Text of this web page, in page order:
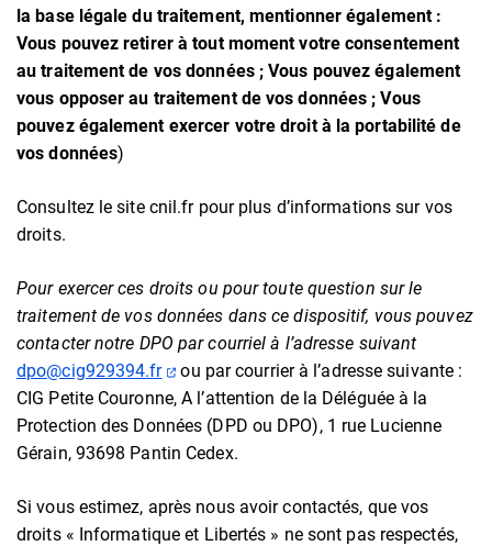
la base légale du traitement, mentionner également :
Vous pouvez retirer à tout moment votre consentement
au traitement de vos données ; Vous pouvez également
vous opposer au traitement de vos données ; Vous
pouvez également exercer votre droit à la portabilité de
vos données)
Consultez le site cnil.fr pour plus d’informations sur vos
droits.
Pour exercer ces droits ou pour toute question sur le
traitement de vos données dans ce dispositif, vous pouvez
contacter notre DPO par courriel à l’adresse suivant
dpo@cig929394.fr
(ouverture dans un nouvel onglet)
ou par courrier à l’adresse suivante :
CIG Petite Couronne, A l’attention de la Déléguée à la
Protection des Données (DPD ou DPO), 1 rue Lucienne
Gérain, 93698 Pantin Cedex.
Si vous estimez, après nous avoir contactés, que vos
droits « Informatique et Libertés » ne sont pas respectés,